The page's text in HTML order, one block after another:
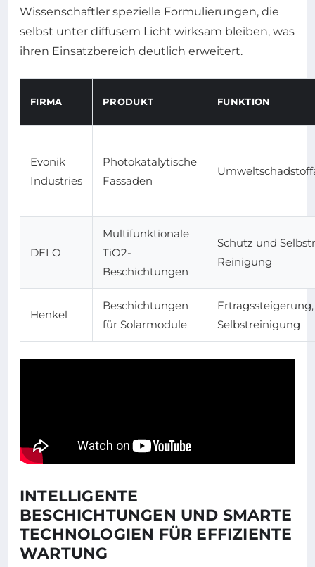
Wissenschaftler spezielle Formulierungen, die
selbst unter diffusem Licht wirksam bleiben, was
ihren Einsatzbereich deutlich erweitert.
FIRMA PRODUKT FUNKTION
Evonik
Industries
Photokatalytische
Fassaden
DELO
Multifunktionale
TiO2-
Beschichtungen
Schutz und Selbstr
Reinigung
Henkel
Beschichtungen
für Solarmodule
Ertragssteigerung,
Selbstreinigung
INTELLIGENTE
BESCHICHTUNGEN UND SMARTE
TECHNOLOGIEN FÜR EFFIZIENTE
WARTUNG